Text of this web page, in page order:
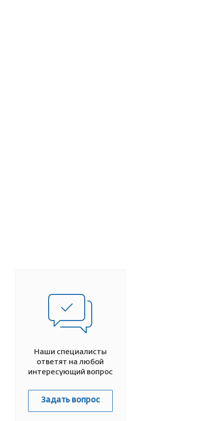
Наши специалисты
ответят на любой
интересующий вопрос
Задать вопрос